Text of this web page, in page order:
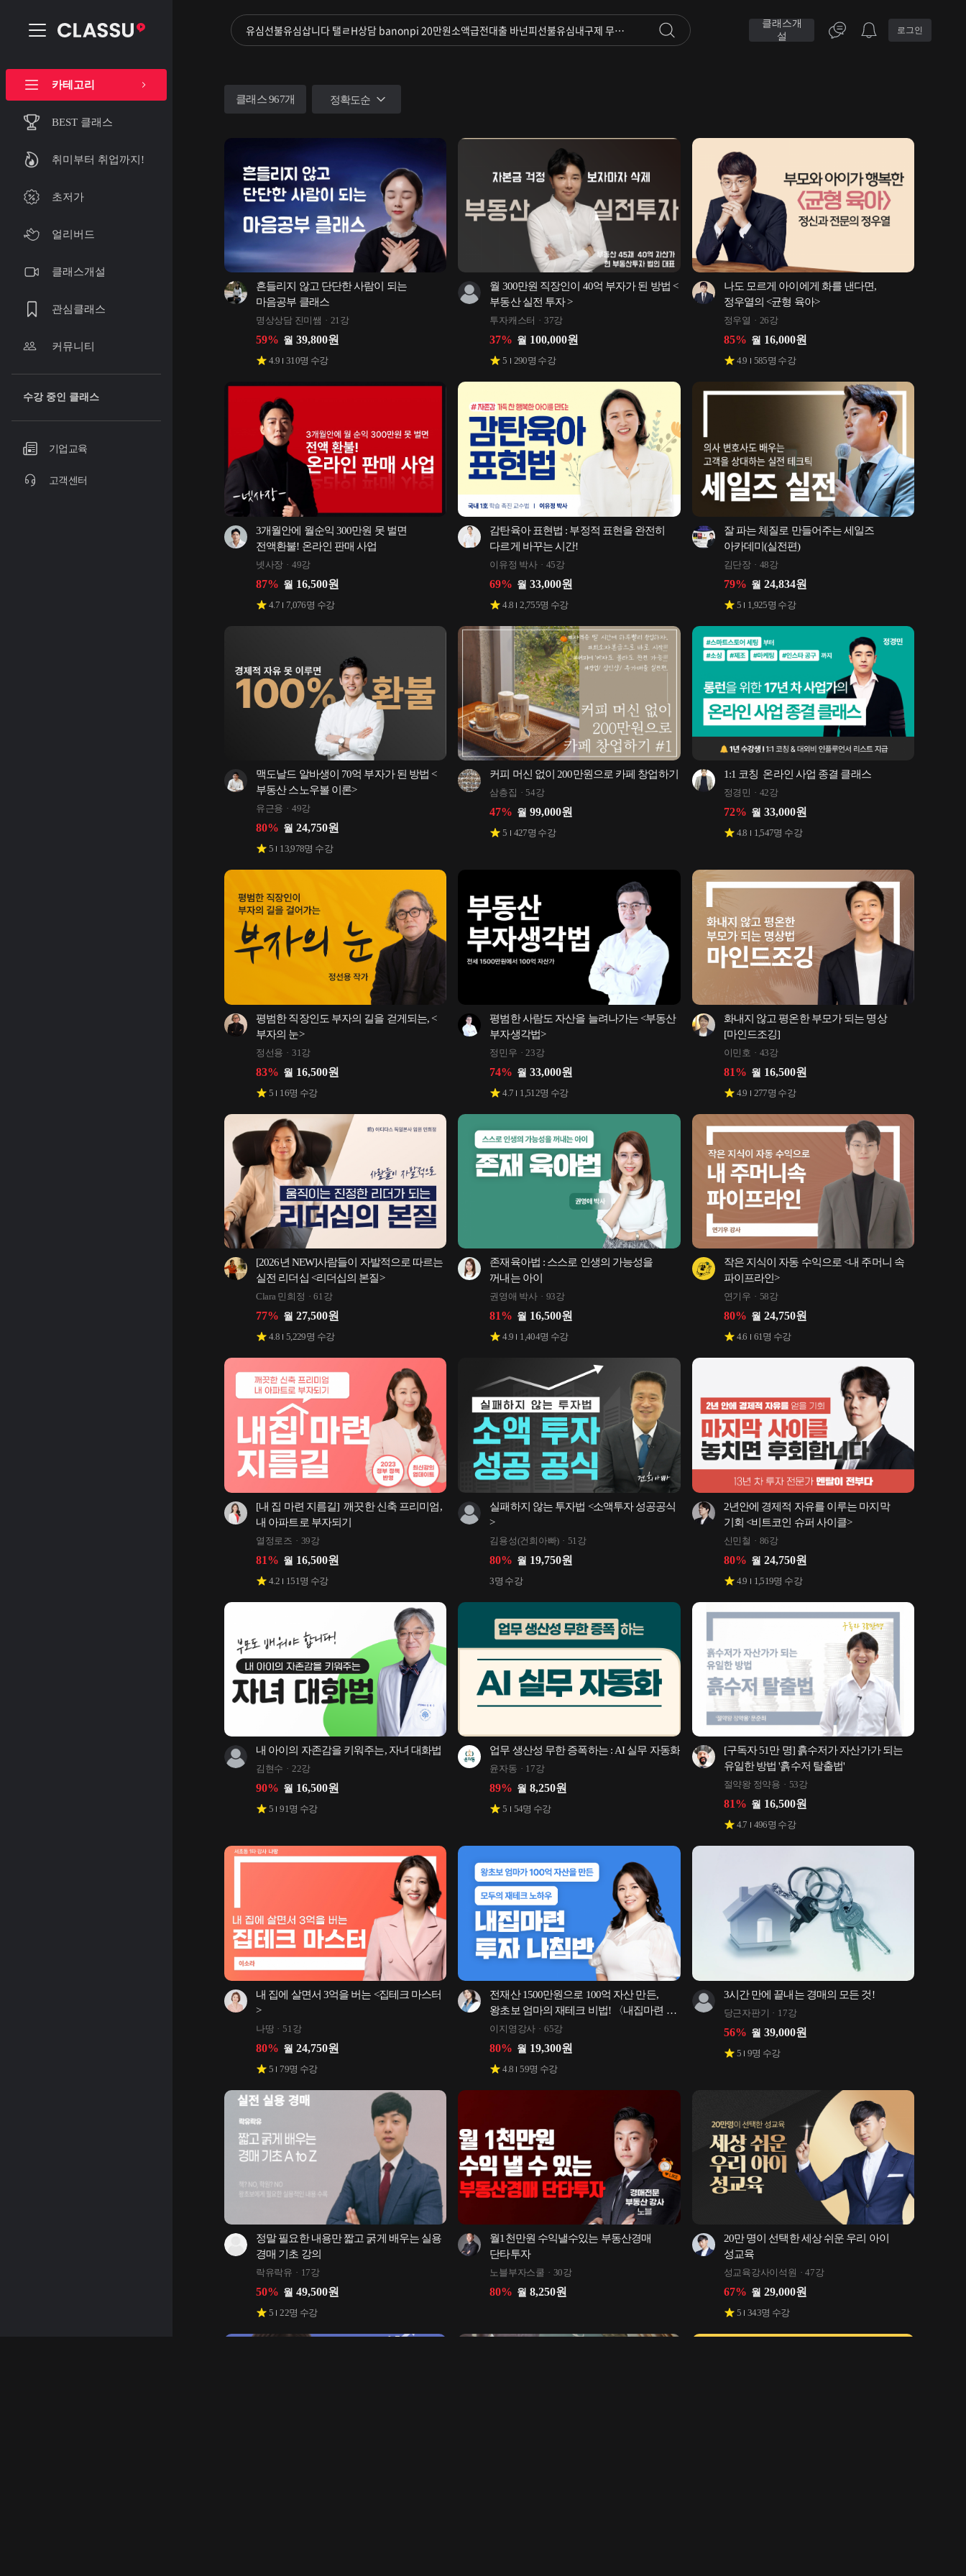
클래스개
설
로그인
카테고리
BEST 클래스
취미부터 취업까지!
초저가
얼리버드
클래스개설
관심클래스
커뮤니티
수강 중인 클래스
기업교육
고객센터
클래스 967개 정확도순
흔들리지 않고 단단한 사람이 되는
마음공부 클래스
명상상담 진미쌤 21강
59% 월 39,800원
4.9 310명 수강
월 300만원 직장인이 40억 부자가 된 방법 <
부동산 실전 투자 >
투자캐스터 37강
37% 월 100,000원
5 290명 수강
나도 모르게 아이에게 화를 낸다면,
정우열의 <균형 육아>
정우열 26강
85% 월 16,000원
4.9 585명 수강
3개월안에 월순익 300만원 못 벌면
전액환불! 온라인 판매 사업
넷사장 49강
87% 월 16,500원
4.7 7,076명 수강
감탄육아 표현법 : 부정적 표현을 완전히
다르게 바꾸는 시간!
이유정 박사 45강
69% 월 33,000원
4.8 2,755명 수강
잘 파는 체질로 만들어주는 세일즈
아카데미(실전편)
김단장 48강
79% 월 24,834원
5 1,925명 수강
맥도날드 알바생이 70억 부자가 된 방법 <
부동산 스노우볼 이론>
유근용 49강
80% 월 24,750원
5 13,978명 수강
커피 머신 없이 200만원으로 카페 창업하기
삼층집 54강
47% 월 99,000원
5 427명 수강
1:1 코칭  온라인 사업 종결 클래스
정경민 42강
72% 월 33,000원
4.8 1,547명 수강
평범한 직장인도 부자의 길을 걷게되는, <
부자의 눈>
정선용 31강
83% 월 16,500원
5 16명 수강
평범한 사람도 자산을 늘려나가는 <부동산
부자생각법>
정민우 23강
74% 월 33,000원
4.7 1,512명 수강
화내지 않고 평온한 부모가 되는 명상
[마인드조깅]
이민호 43강
81% 월 16,500원
4.9 277명 수강
[2026년 NEW]사람들이 자발적으로 따르는
실전 리더십 <리더십의 본질>
Clara 민희정 61강
77% 월 27,500원
4.8 5,229명 수강
존재육아법 : 스스로 인생의 가능성을
꺼내는 아이
권영애 박사 93강
81% 월 16,500원
4.9 1,404명 수강
작은 지식이 자동 수익으로 <내 주머니 속
파이프라인>
연기우 58강
80% 월 24,750원
4.6 61명 수강
[내 집 마련 지름길]  깨끗한 신축 프리미엄,
내 아파트로 부자되기
열정로즈 39강
81% 월 16,500원
4.2 151 명 수강
실패하지 않는 투자법 <소액투자 성공공식
>
김용성(건희아빠) 51강
80% 월 19,750원
3명 수강
2년안에 경제적 자유를 이루는 마지막
기회 <비트코인 슈퍼 사이클>
신민철 86강
80% 월 24,750원
4.9 1,519명 수강
내 아이의 자존감을 키워주는, 자녀 대화법
김현수 22강
90% 월 16,500원
5 91명 수강
업무 생산성 무한 증폭하는 : AI 실무 자동화
윤자동 17강
89% 월 8,250원
5 54명 수강
[구독자 51만 명] 흙수저가 자산가가 되는
유일한 방법 '흙수저 탈출법'
절약왕 정약용 53강
81% 월 16,500원
4.7 496명 수강
내 집에 살면서 3억을 버는 <집테크 마스터
>
나땅 51강
80% 월 24,750원
5 79명 수강
전재산 1500만원으로 100억 자산 만든,
왕초보 엄마의 재테크 비법! 〈내집마련
투자 나침반〉
이지영강사 65강
80% 월 19,300원
4.8 59명 수강
3시간 만에 끝내는 경매의 모든 것!
당근자판기 17강
56% 월 39,000원
5 9명 수강
정말 필요한 내용만 짧고 굵게 배우는 실용
경매 기초 강의
락유락유 17강
50% 월 49,500원
5 22명 수강
월1천만원 수익낼수있는 부동산경매
단타투자
노블부자스쿨 30강
80% 월 8,250원
20만 명이 선택한 세상 쉬운 우리 아이
성교육
성교육강사이석원 47강
67% 월 29,000원
5 343명 수강